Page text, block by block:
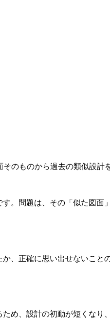
のものから過去の類似設計
。問題は、その「似た図面
、正確に思い出せないこと
め、設計の初動が短くなり